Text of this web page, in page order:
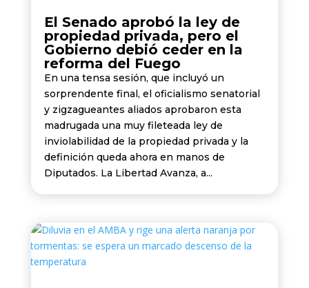
El Senado aprobó la ley de
propiedad privada, pero el
Gobierno debió ceder en la
reforma del Fuego
En una tensa sesión, que incluyó un
sorprendente final, el oficialismo senatorial
y zigzagueantes aliados aprobaron esta
madrugada una muy fileteada ley de
inviolabilidad de la propiedad privada y la
definición queda ahora en manos de
Diputados. La Libertad Avanza, a...